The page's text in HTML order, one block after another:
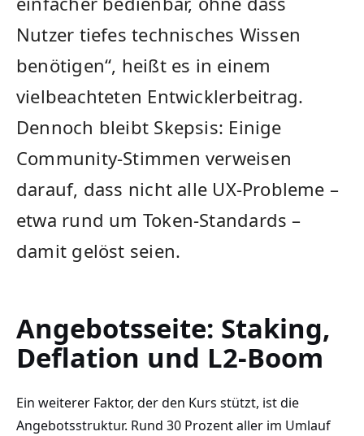
Nutzer tiefes technisches Wissen
benötigen“, heißt es in einem
vielbeachteten Entwicklerbeitrag.
Dennoch bleibt Skepsis: Einige
Community-Stimmen verweisen
darauf, dass nicht alle UX-Probleme –
etwa rund um Token-Standards –
damit gelöst seien.
Angebotsseite: Staking,
Deflation und L2-Boom
Ein weiterer Faktor, der den Kurs stützt, ist die
Angebotsstruktur. Rund 30 Prozent aller im Umlauf